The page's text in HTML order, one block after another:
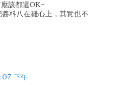
該都還OK~
料八在雞心上，其實也不
下午